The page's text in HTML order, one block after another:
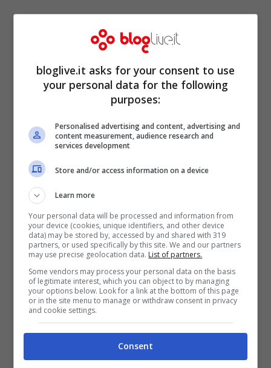
2 dischi di pasta brisée
4 uova + 1 tuorlo
350 gr di salsiccia
40 gr di grana grattugiato
latte q.b.
pepe q.b.
Procedimento:
Per iniziare mettete una padella
antiaderente sul fuoco e non appena sarà
ben caldafate rosolare le salsiccedopo
bloglive.it asks for your consent to use
your personal data for the following
purposes:
Personalised advertising and content, advertising and
content measurement, audience research and
services development
Store and/or access information on a device
Learn more
Your personal data will be processed and information from
your device (cookies, unique identifiers, and other device
data) may be stored by, accessed by and shared with 319
partners, or used specifically by this site. We and our partners
may use precise geolocation data. List of partners.
Some vendors may process your personal data on the basis
of legitimate interest, which you can object to by managing
your options below. Look for a link at the bottom of this page
or in the site menu to manage or withdraw consent in privacy
and cookie settings.
Consent